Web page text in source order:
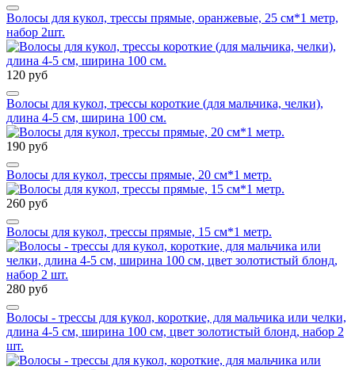
Волосы для кукол, трессы прямые, оранжевые, 25 см*1 метр,
набор 2шт.
120 руб
Волосы для кукол, трессы короткие (для мальчика, челки),
длина 4-5 см, ширина 100 см.
190 руб
Волосы для кукол, трессы прямые, 20 см*1 метр.
260 руб
Волосы для кукол, трессы прямые, 15 см*1 метр.
280 руб
Волосы - трессы для кукол, короткие, для мальчика или челки,
длина 4-5 см, ширина 100 см, цвет золотистый блонд, набор 2
шт.